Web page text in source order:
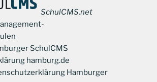
SchulCMS.net
SchulCMS
hamburg.de
Hamburger